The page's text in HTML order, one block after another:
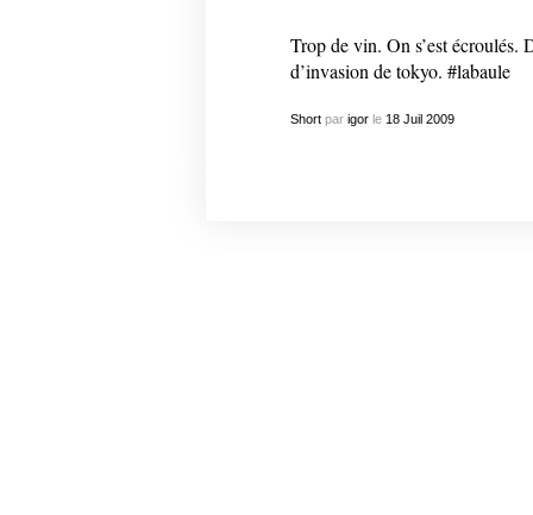
Trop de vin. On s’est écroulés.
d’invasion de tokyo. #labaule
Shortpar igorle 18 Juil 2009